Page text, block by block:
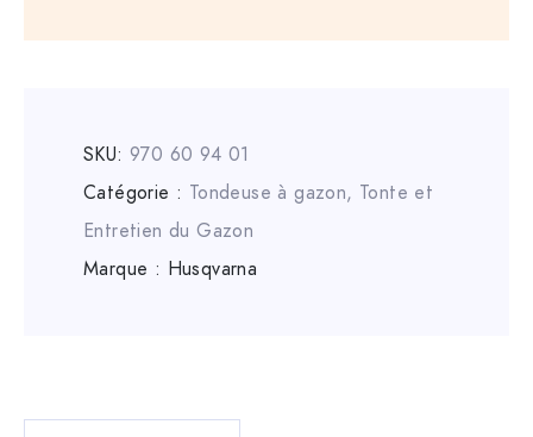
SKU: 970 60 94 01
Catégorie : Tondeuse à gazon, Tonte et
Entretien du Gazon
Marque : Husqvarna